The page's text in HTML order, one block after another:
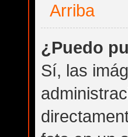
Arriba
¿Puedo
Sí, las